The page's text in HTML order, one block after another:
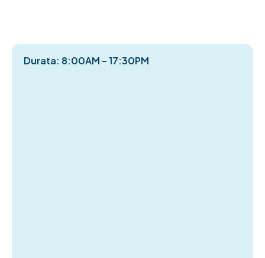
Durata: 8:00AM – 17:30PM